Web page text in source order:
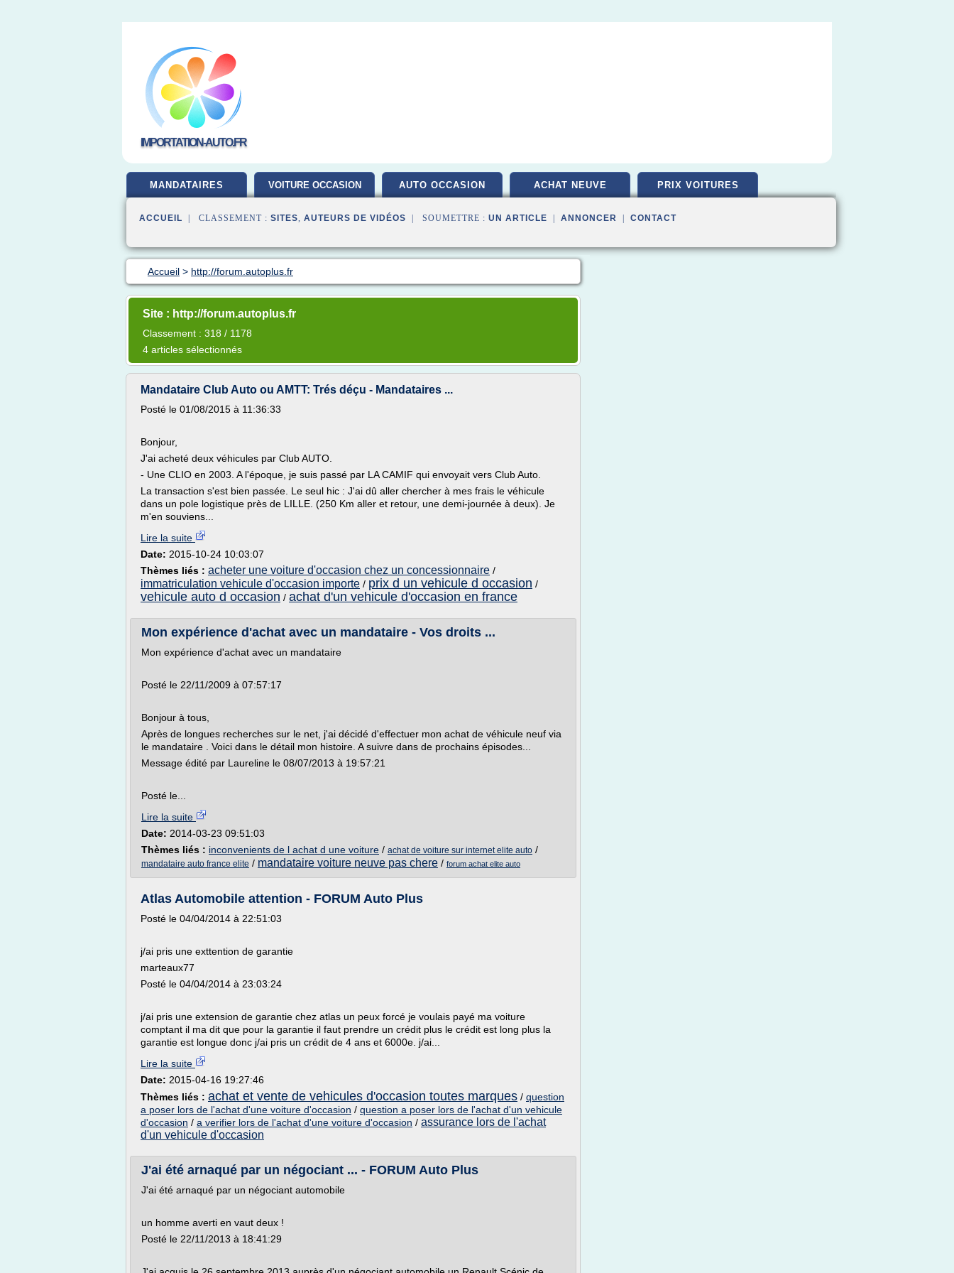
IMPORTATION-AUTO.FR
MANDATAIRES VOITURE OCCASION AUTO OCCASION ACHAT NEUVE PRIX VOITURES
ACCUEIL | CLASSEMENT : SITES, AUTEURS DE VIDÉOS | SOUMETTRE : UN ARTICLE ANNONCER CONTACT
Accueil > http://forum.autoplus.fr
Site : http://forum.autoplus.fr
Classement : 318 / 1178
4 articles sélectionnés
Mandataire Club Auto ou AMTT: Trés déçu - Mandataires ...
Posté le 01/08/2015 à 11:36:33
Bonjour,
J'ai acheté deux véhicules par Club AUTO.
- Une CLIO en 2003. A l'époque, je suis passé par LA CAMIF qui envoyait vers Club Auto.
La transaction s'est bien passée. Le seul hic : J'ai dû aller chercher à mes frais le véhicule
dans un pole logistique près de LILLE. (250 Km aller et retour, une demi-journée à deux). Je
m'en souviens...
Lire la suite
Date: 2015-10-24 10:03:07
Thèmes liés : acheter une voiture d'occasion chez un concessionnaire /
immatriculation vehicule d'occasion importe / prix d un vehicule d occasion /
vehicule auto d occasion / achat d'un vehicule d'occasion en france
Mon expérience d'achat avec un mandataire - Vos droits ...
Mon expérience d'achat avec un mandataire
Posté le 22/11/2009 à 07:57:17
Bonjour à tous,
Après de longues recherches sur le net, j'ai décidé d'effectuer mon achat de véhicule neuf via
le mandataire . Voici dans le détail mon histoire. A suivre dans de prochains épisodes...
Message édité par Laureline le 08/07/2013 à 19:57:21
Posté le...
Lire la suite
Date: 2014-03-23 09:51:03
Thèmes liés : inconvenients de l achat d une voiture / achat de voiture sur internet elite auto /
mandataire auto france elite / mandataire voiture neuve pas chere / forum achat elite auto
Atlas Automobile attention - FORUM Auto Plus
Posté le 04/04/2014 à 22:51:03
j/ai pris une exttention de garantie
marteaux77
Posté le 04/04/2014 à 23:03:24
j/ai pris une extension de garantie chez atlas un peux forcé je voulais payé ma voiture
comptant il ma dit que pour la garantie il faut prendre un crédit plus le crédit est long plus la
garantie est longue donc j/ai pris un crédit de 4 ans et 6000e. j/ai...
Lire la suite
Date: 2015-04-16 19:27:46
Thèmes liés : achat et vente de vehicules d'occasion toutes marques / question
a poser lors de l'achat d'une voiture d'occasion / question a poser lors de l'achat d'un vehicule
d'occasion / a verifier lors de l'achat d'une voiture d'occasion / assurance lors de l'achat
d'un vehicule d'occasion
J'ai été arnaqué par un négociant ... - FORUM Auto Plus
J'ai été arnaqué par un négociant automobile
un homme averti en vaut deux !
Posté le 22/11/2013 à 18:41:29